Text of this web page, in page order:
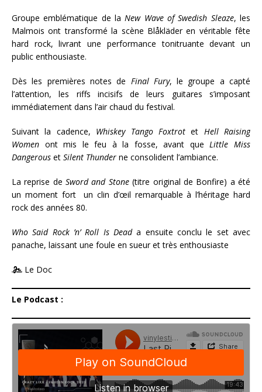
Groupe emblématique de laNew Wave of Swedish Sleaze, les
Malmois ont transformé la scène Blåkläder en véritable fête
hard rock, livrant une performance tonitruante devant un
public enthousiaste.
Dès les premières notes de Final Fury, le groupe a capté
l’attention, les riffs incisifs de leurs guitares s’imposant
immédiatement dans l’air chaud du festival.
Suivant la cadence, Whiskey Tango Foxtrotet Hell Raising
Women ont mis le feu à la fosse, avant queLittle Miss
Dangerous et Silent Thunder ne consolident l’ambiance.
La reprise deSword and Stone(titre original de Bonfire) a été
un moment fort un clin d’œil remarquable à l’héritage hard
rock des années 80.
Who Said Rock ’n’ Roll Is Deada ensuite conclu le set avec
panache, laissant une foule en sueur et très enthousiaste
Le Doc
Le Podcast :